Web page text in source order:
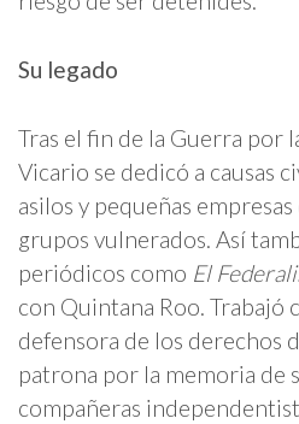
Su legado
Tras el fin de la Guerra por
Vicario se dedicó a causas
asilos y pequeñas
grupos vulnerados. Así
periódicos como El
con Quintana Roo. Trabajó
defensora de los derechos
patrona por la memoria de
compañeras